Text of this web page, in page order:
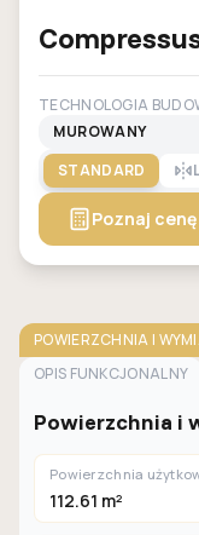
TECHNOLOGIA
MUROWANY
STANDARD
Poznaj
POWIERZCHNIA I
OPIS FUNKCJONALNY
Powierzchnia i
Powierzchnia
112.61 m²